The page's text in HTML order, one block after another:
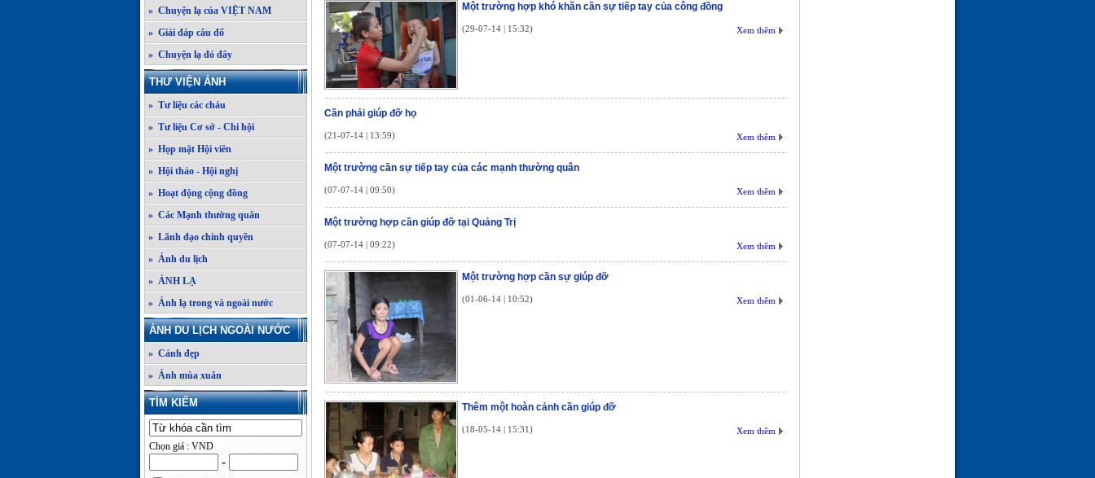
» Chuyện lạ của VIỆT NAM
» Giải đáp câu đố
» Chuyện lạ đó đây
THƯ VIỆN ẢNH
» Tư liệu các cháu
» Tư liệu Cơ sở - Chi hội
» Họp mặt Hội viên
» Hội thảo - Hội nghị
» Hoạt động cộng đồng
» Các Mạnh thường quân
» Lãnh đạo chính quyền
» Ảnh du lịch
» ẢNH LẠ
» Ảnh lạ trong và ngoài nước
ẢNH DU LỊCH NGOÀI NƯỚC
» Cảnh đẹp
» Ảnh mùa xuân
TÌM KIẾM
Chọn giá : VND
-
Một trường hợp khó khăn cần sự tiếp tay của công đồng
(29-07-14 | 15:32) Xem thêm
Cần phải giúp đỡ họ
(21-07-14 | 13:59) Xem thêm
Một trường cần sự tiếp tay của các mạnh thường quân
(07-07-14 | 09:50) Xem thêm
Một trường hợp cần giúp đỡ tại Quảng Trị
(07-07-14 | 09:22) Xem thêm
Một trường hợp cần sự giúp đỡ
(01-06-14 | 10:52) Xem thêm
Thêm một hoàn cảnh cần giúp đỡ
(18-05-14 | 15:31) Xem thêm